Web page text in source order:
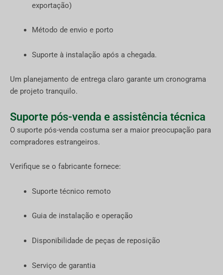
exportação)
Método de envio e porto
Suporte à instalação após a chegada.
Um planejamento de entrega claro garante um cronograma
de projeto tranquilo.
Suporte pós-venda e assistência técnica
O suporte pós-venda costuma ser a maior preocupação para
compradores estrangeiros.
Verifique se o fabricante fornece:
Suporte técnico remoto
Guia de instalação e operação
Disponibilidade de peças de reposição
Serviço de garantia